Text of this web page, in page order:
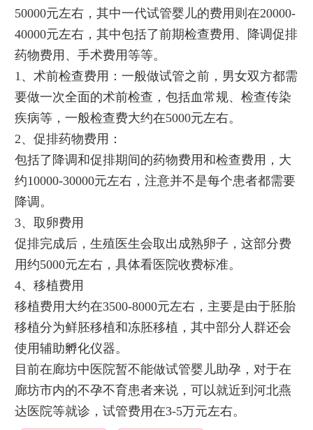
50000元左右，其中一代试管婴儿的费用则在20000-
40000元左右，其中包括了前期检查费用、降调促排
药物费用、手术费用等等。
1、术前检查费用：一般做试管之前，男女双方都需
要做一次全面的术前检查，包括血常规、检查传染
疾病等，一般检查费大约在5000元左右。
2、促排药物费用：
包括了降调和促排期间的药物费用和检查费用，大
约10000-30000元左右，注意并不是每个患者都需要
降调。
3、取卵费用
促排完成后，生殖医生会取出成熟卵子，这部分费
用约5000元左右，具体看医院收费标准。
4、移植费用
移植费用大约在3500-8000元左右，主要是由于胚胎
移植分为鲜胚移植和冻胚移植，其中部分人群还会
使用辅助孵化仪器。
目前在廊坊中医院暂不能做试管婴儿助孕，对于在
廊坊市内的不孕不育患者来说，可以就近到河北燕
达医院等就诊，试管费用在3-5万元左右。